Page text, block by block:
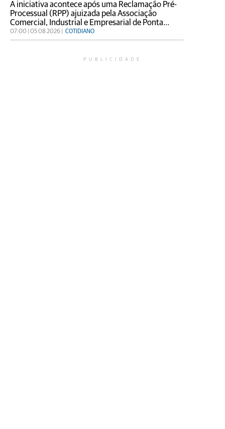
A iniciativa acontece após uma Reclamação Pré-
Processual (RPP) ajuizada pela Associação
Comercial, Industrial e Empresarial de Ponta
Grossa (Acipg) em conjunto com entidades
representativas da sociedade civil
07:00 | 05 08 2026 | COTIDIANO
PUBLICIDADE